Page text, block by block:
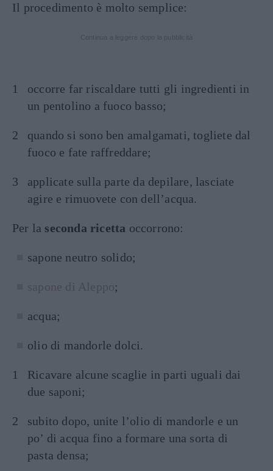
Il procedimento è molto semplice:
occorre far riscaldare tutti gli ingredienti in
un pentolino a fuoco basso;
quando si sono ben amalgamati, togliete dal
fuoco e fate raffreddare;
applicate sulla parte da depilare, lasciate
agire e rimuovete con dell’acqua.
Per la seconda ricetta occorrono:
sapone neutro solido;
sapone di Aleppo;
acqua;
olio di mandorle dolci.
Ricavare alcune scaglie in parti uguali dai
due saponi;
subito dopo, unite l’olio di mandorle e un
po’ di acqua fino a formare una sorta di
pasta densa;